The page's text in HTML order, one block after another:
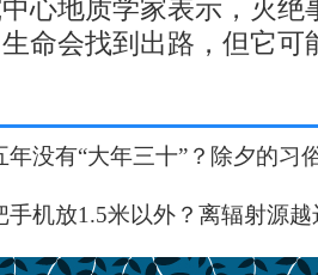
心地质学家表示，灭绝
命会找到出路，但它
年没有“大年三十”？除夕的习
手机放1.5米以外？离辐射源